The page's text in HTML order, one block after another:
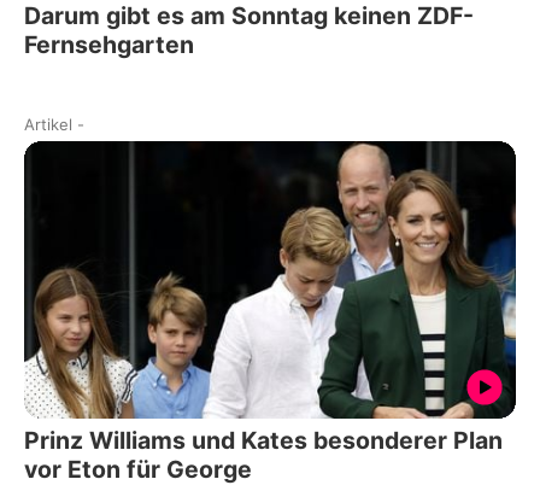
Darum gibt es am Sonntag keinen ZDF-
Fernsehgarten
Artikel -
Prinz Williams und Kates besonderer Plan
vor Eton für George